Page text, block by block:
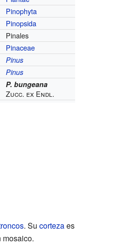
Pinophyta
Pinopsida
Pinales
Pinaceae
Pinus
Pinus
P. bungeana
Zucc. ex Endl.
. Su cortezaes
mosaico.